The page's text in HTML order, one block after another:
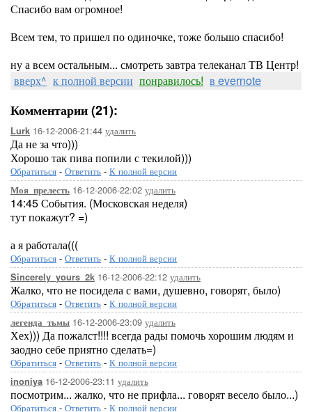
Спасибо вам огромное!
Всем тем, то пришел по одиночке, тоже большо спасибо!
ну а всем остальным... смотреть завтра телеканал ТВ Центр!
вверх^ к полной версии понравилось! в evernote
Комментарии (21):
Lurk 16-12-2006-21:44 удалить
Да не за что)))
Хорошо так пива попили с текилой)))
Обратиться - Ответить - К полной версии
Моя_прелесть 16-12-2006-22:02 удалить
14:45 События. (Московская неделя)
тут покажут? =)
а я работала(((
Обратиться - Ответить - К полной версии
Sincerely_yours_2k 16-12-2006-22:12 удалить
Жалко, что не посидела с вами, душевно, говорят, было)
Обратиться - Ответить - К полной версии
легенда_тьмы 16-12-2006-23:09 удалить
Хех))) Да пожалст!!!! всегда рады помочь хорошим людям и
заодно себе приятно сделать=)
Обратиться - Ответить - К полной версии
inoniya 16-12-2006-23:11 удалить
посмотрим... жалко, что не прифла... говорят весело было...)
Обратиться - Ответить - К полной версии